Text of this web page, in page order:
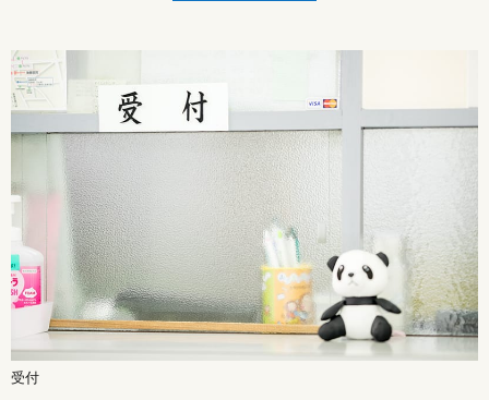
受付